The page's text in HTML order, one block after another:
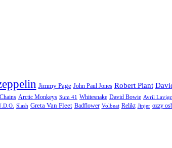
Jimmy Page John Paul Jones Robert Plant
Arctic Monkeys Sum 41 Whitesnake David Bowie Avril
Slash Greta Van Fleet Badflower Volbeat Relikt Jinjer ozzy